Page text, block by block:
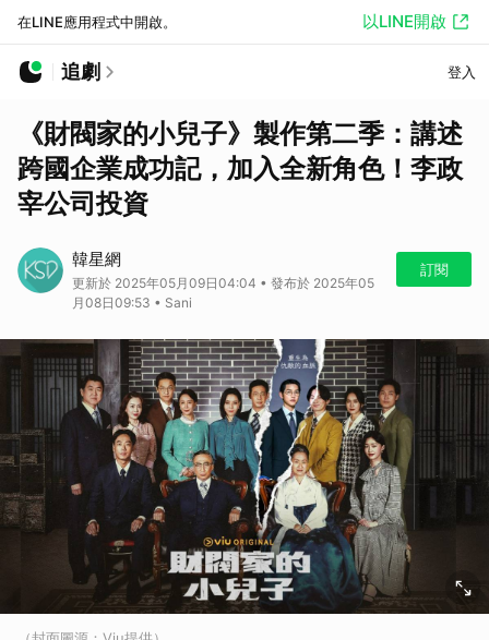
在LINE應用程式中開啟。 以LINE開啟
追劇 登入
《財閥家的小兒子》製作第二季：講述
跨國企業成功記，加入全新角色！李政
宰公司投資
韓星網
更新於 2025年05月09日04:04 • 發布於 2025年05
月08日09:53 • Sani
訂閱